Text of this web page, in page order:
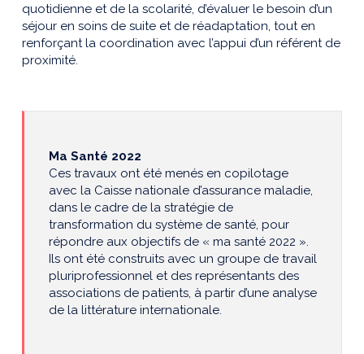
quotidienne et de la scolarité, d’évaluer le besoin d’un
séjour en soins de suite et de réadaptation, tout en
renforçant la coordination avec l’appui d’un référent de
proximité.
Ma Santé 2022
Ces travaux ont été menés en copilotage
avec la Caisse nationale d’assurance maladie,
dans le cadre de la stratégie de
transformation du système de santé, pour
répondre aux objectifs de « ma santé 2022 ».
Ils ont été construits avec un groupe de travail
pluriprofessionnel et des représentants des
associations de patients, à partir d’une analyse
de la littérature internationale.